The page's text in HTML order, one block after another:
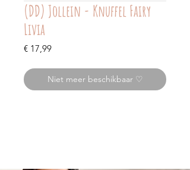
(DD) Jollein - Knuffel Fairy
Livia
€ 17,99Prijs
Niet meer beschikbaar ♡